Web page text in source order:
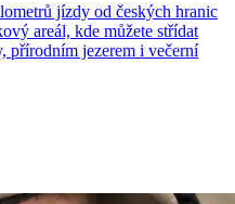
jízdy od českých hranic
areál, kde můžete střídat
přírodním jezerem i večerní